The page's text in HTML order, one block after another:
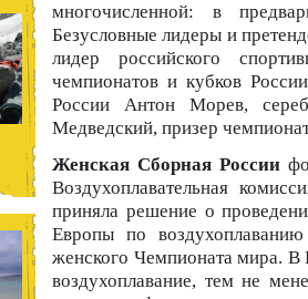
многочисленной: в
Безусловные лидеры и
лидер российского
чемпионатов и кубков
России Антон Морев,
Медведский, призер
Женская Сборная России
Воздухоплавательная
приняла решение о
Европы по
женского Чемпионата мира. В
воздухоплавание, тем не